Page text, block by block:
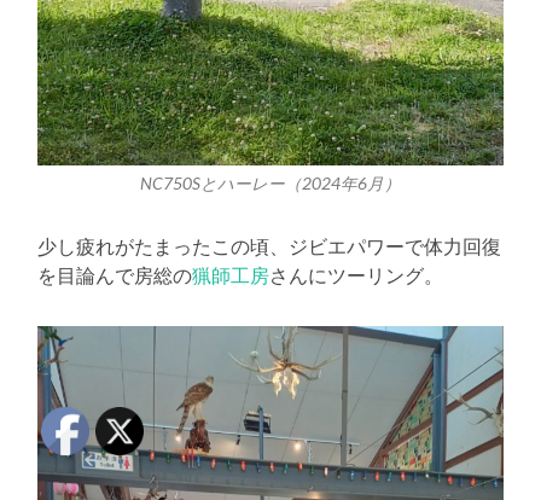
NC750Sとハーレー（2024年6月）
少し疲れがたまったこの頃、ジビエパワーで体力回復
を目論んで房総の猟師工房さんにツーリング。